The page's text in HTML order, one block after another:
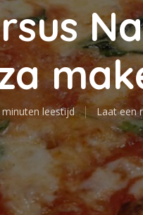
minuten leestijd Laat een